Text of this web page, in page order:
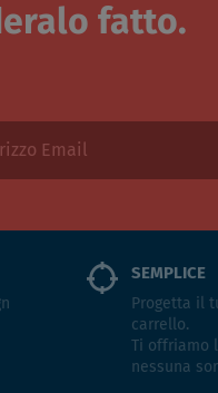
fatto.
SEMPLICE
Progetta il
carrello.
Ti offriamo
nessuna